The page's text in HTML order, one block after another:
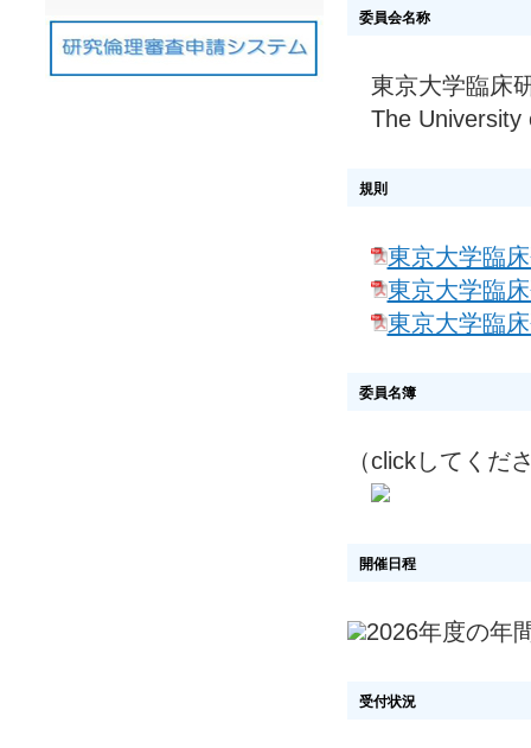
委員会名称
東京大学臨床
The University
規則
東京大学臨
東京大学臨
東京大学臨
委員名簿
（clickしてくだ
開催日程
2026年度の年
受付状況